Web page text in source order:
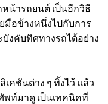
น้ารถยนต์ เป็นอีกวิธี
มือข้างหนึ่งไปกับการ
งคับทิศทางรถได้อย่าง
คชันต่าง ๆ ทิ้งไว้ แล้ว
พท์มาดู เป็นเทคนิคที่